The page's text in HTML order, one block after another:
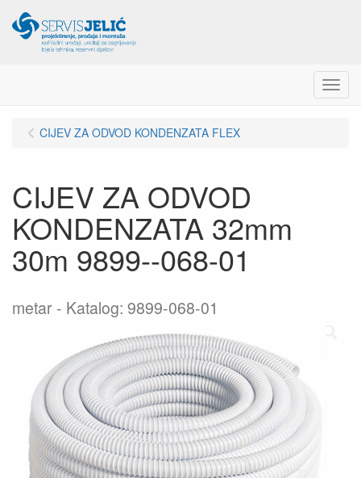
Menu
CIJEV ZA ODVOD KONDENZATA FLEX
CIJEV ZA ODVOD
KONDENZATA 32mm
30m 9899--068-01
metar Katalog: 9899-068-01